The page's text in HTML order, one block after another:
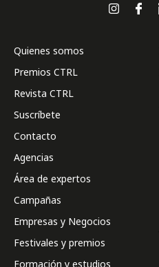
Quienes somos
Premios CTRL
Revista CTRL
Suscríbete
Contacto
Agencias
Área de expertos
Campañas
Empresas y Negocios
Festivales y premios
Formación y estudios